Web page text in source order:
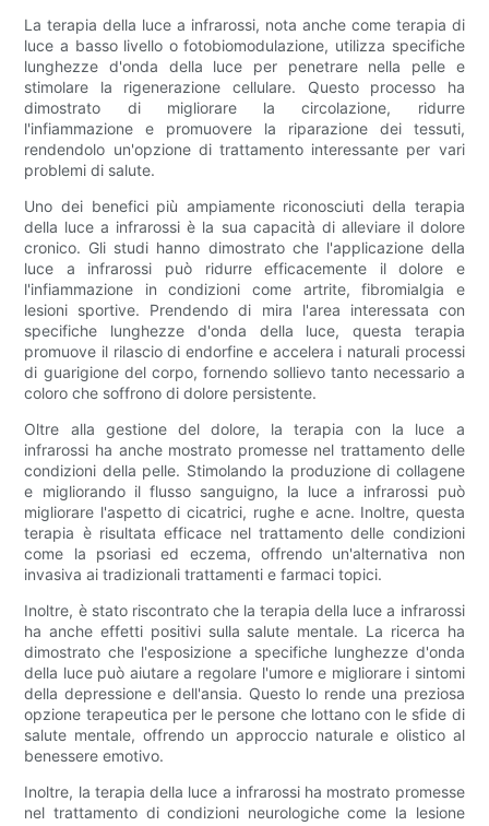
La terapia della luce a infrarossi, nota anche come terapia di
luce a basso livello o fotobiomodulazione, utilizza specifiche
lunghezze d'onda della luce per penetrare nella pelle e
stimolare la rigenerazione cellulare. Questo processo ha
dimostrato di migliorare la circolazione, ridurre
l'infiammazione e promuovere la riparazione dei tessuti,
rendendolo un'opzione di trattamento interessante per vari
problemi di salute.
Uno dei benefici più ampiamente riconosciuti della terapia
della luce a infrarossi è la sua capacità di alleviare il dolore
cronico. Gli studi hanno dimostrato che l'applicazione della
luce a infrarossi può ridurre efficacemente il dolore e
l'infiammazione in condizioni come artrite, fibromialgia e
lesioni sportive. Prendendo di mira l'area interessata con
specifiche lunghezze d'onda della luce, questa terapia
promuove il rilascio di endorfine e accelera i naturali processi
di guarigione del corpo, fornendo sollievo tanto necessario a
coloro che soffrono di dolore persistente.
Oltre alla gestione del dolore, la terapia con la luce a
infrarossi ha anche mostrato promesse nel trattamento delle
condizioni della pelle. Stimolando la produzione di collagene
e migliorando il flusso sanguigno, la luce a infrarossi può
migliorare l'aspetto di cicatrici, rughe e acne. Inoltre, questa
terapia è risultata efficace nel trattamento delle condizioni
come la psoriasi ed eczema, offrendo un'alternativa non
invasiva ai tradizionali trattamenti e farmaci topici.
Inoltre, è stato riscontrato che la terapia della luce a infrarossi
ha anche effetti positivi sulla salute mentale. La ricerca ha
dimostrato che l'esposizione a specifiche lunghezze d'onda
della luce può aiutare a regolare l'umore e migliorare i sintomi
della depressione e dell'ansia. Questo lo rende una preziosa
opzione terapeutica per le persone che lottano con le sfide di
salute mentale, offrendo un approccio naturale e olistico al
benessere emotivo.
Inoltre, la terapia della luce a infrarossi ha mostrato promesse
nel trattamento di condizioni neurologiche come la lesione